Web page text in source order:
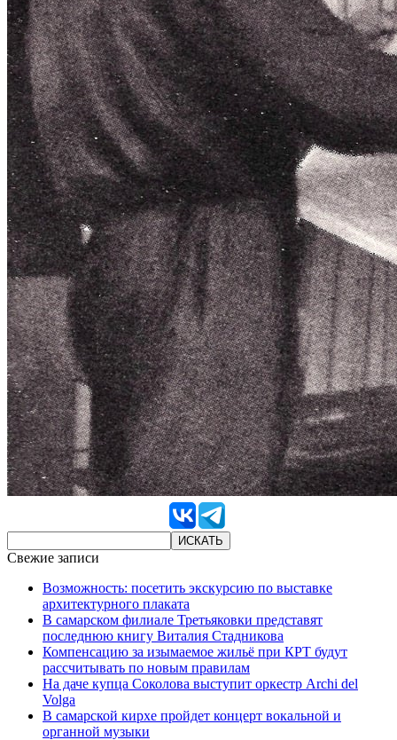
Свежие записи
Возможность: посетить экскурсию по выставке
архитектурного плаката
В самарском филиале Третьяковки представят
последнюю книгу Виталия Стадникова
Компенсацию за изымаемое жильё при КРТ будут
рассчитывать по новым правилам
На даче купца Соколова выступит оркестр Archi del
Volga
В самарской кирхе пройдет концерт вокальной и
органной музыки